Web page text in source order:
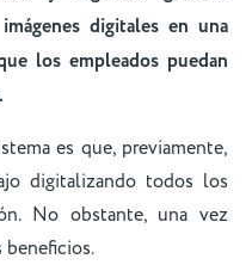
digitales en una
los empleados puedan
es que, previamente,
digitalizando todos los
No obstante, una vez
beneficios.